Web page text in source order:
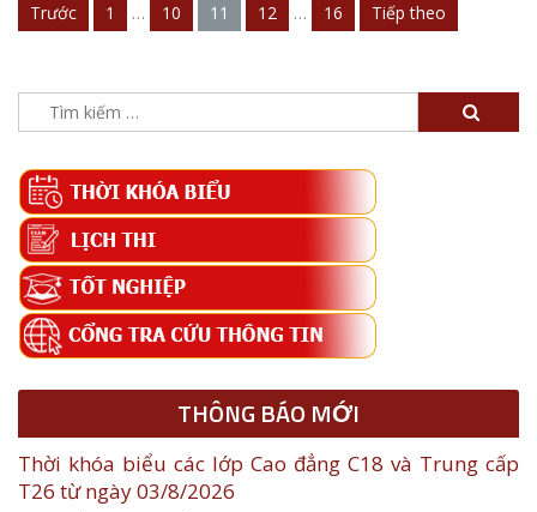
Điều
Trước 1 … 10 11 12 … 16 Tiếp theo
kiếm
THÔNG BÁO MỚI
Thời khóa biểu các lớp Cao đẳng C18 và Trung cấp
T26 từ ngày 03/8/2026